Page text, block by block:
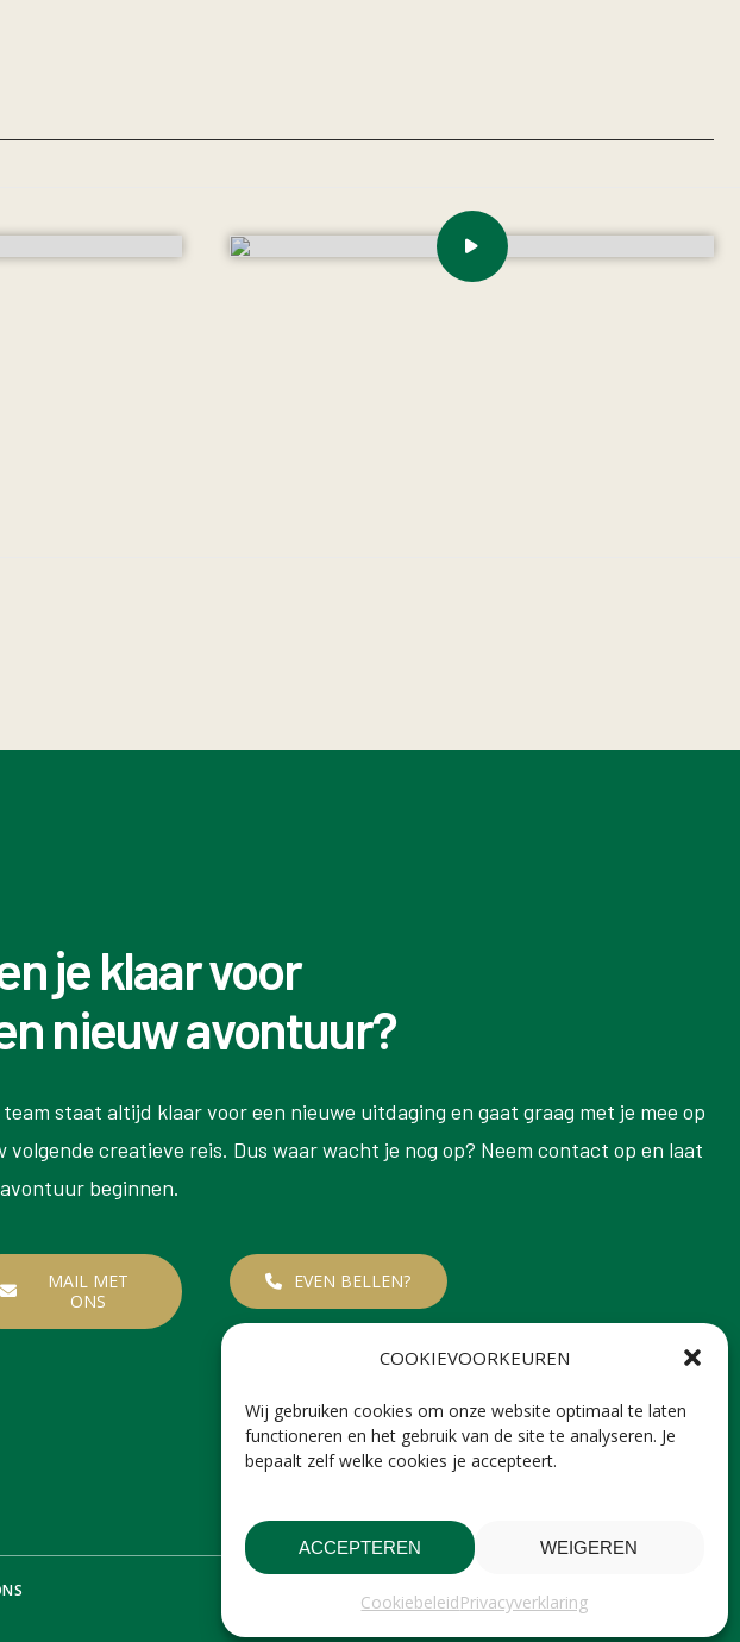
COOKIEVOORKEUREN
Wij gebruiken cookies om onze website optimaal te laten
functioneren en het gebruik van de site te analyseren. Je
bepaalt zelf welke cookies je accepteert.
ACCEPTEREN WEIGEREN
CookiebeleidPrivacyverklaring
je klaar voor
nieuw avontuur?
team staat altijd klaar voor een nieuwe uitdaging en gaat graag met je mee op
volgende creatieve reis. Dus waar wacht je nog op? Neem contact op en laat
beginnen.
MAIL MET
ONS
EVEN BELLEN?